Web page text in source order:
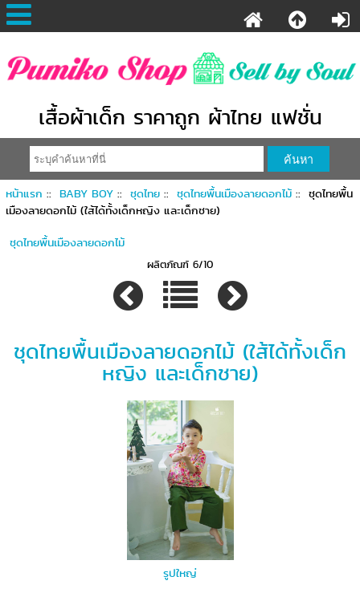
เสื้อผ้าเด็ก ราคาถูก ผ้าไทย แฟชั่น
หน้าแรก ::BABY BOY ::ชุดไทย ::ชุดไทยพื้นเมืองลายดอกไม้ :: ชุดไทยพื้น
เมืองลายดอกไม้ (ใส้ได้ทั้งเด็กหญิง และเด็กชาย)
ชุดไทยพื้นเมืองลายดอกไม้
ผลิตภัณฑ์ 6/10
ชุดไทยพื้นเมืองลายดอกไม้ (ใส้ได้ทั้งเด็ก
หญิง และเด็กชาย)
รูปใหญ่